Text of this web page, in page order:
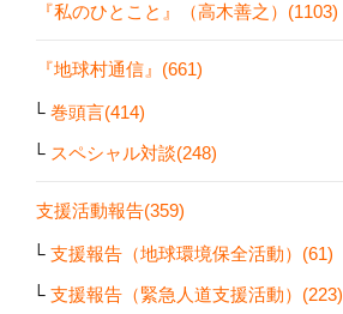
『私のひとこと』（高木善之）(1103)
『地球村通信』(661)
巻頭言(414)
スペシャル対談(248)
支援活動報告(359)
支援報告（地球環境保全活動）(61)
支援報告（緊急人道支援活動）(223)